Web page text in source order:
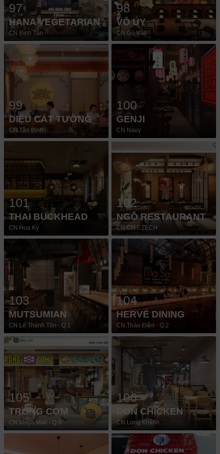
97
HANA VEGETARIAN
CN Bình Tân
98
VÔ ÚY
CN Gò Vấp
99
DIỆU CÁT TƯỜNG
CN Tân Bình
100
GENJI
CN Nauy
101
THAI BUCKHEAD
CN Hoa Kỳ
102
NGÔ RESTAURANT
CN CH CZECH
103
MUTSUMIAN
CN Lê Thánh Tôn - Q.1
104
HERVÉ DINING
CN Thảo Điền - Q.2
105
TRỐNG CƠM
CN Mega Mall - Q.9
106
DON CHICKEN
CN Long Khánh